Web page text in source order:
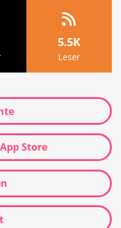
5.5K
Leser
Store